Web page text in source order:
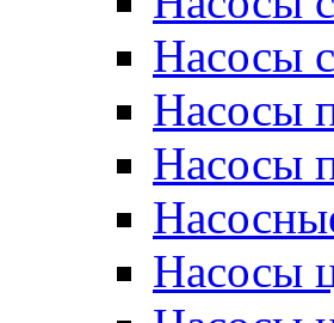
Насосы
Насосы
Насосы
Насосы